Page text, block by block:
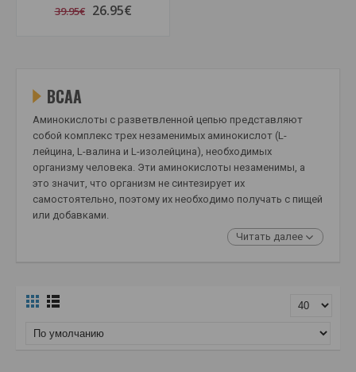
39.95€ 26.95€
BCAA
Аминокислоты с разветвленной цепью представляют
собой комплекс трех незаменимых аминокислот (L-
лейцина, L-валина и L-изолейцина), необходимых
организму человека. Эти аминокислоты незаменимы, а
это значит, что организм не синтезирует их
самостоятельно, поэтому их необходимо получать с пищей
или добавками.
Читать далее